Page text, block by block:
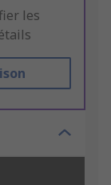
les